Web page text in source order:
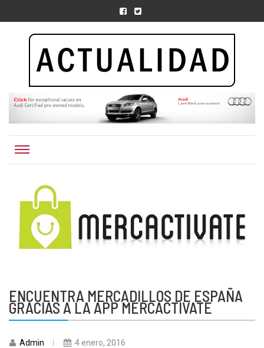
ENCUENTRA MERCADILLOS DE ESPAÑA
GRACIAS A LA APP MERCACTIVATE
Admin 4 enero, 2016